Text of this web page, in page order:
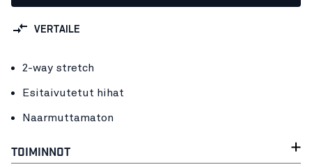
VERTAILE
2-way stretch
Esitaivutetut hihat
Naarmuttamaton
TOIMINNOT